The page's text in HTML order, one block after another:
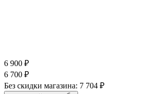
6 900 ₽
6 700 ₽
Без скидки магазина: 7 704 ₽